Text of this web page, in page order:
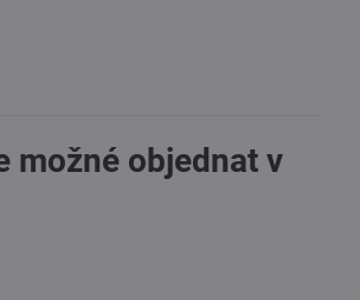
možné objednat v